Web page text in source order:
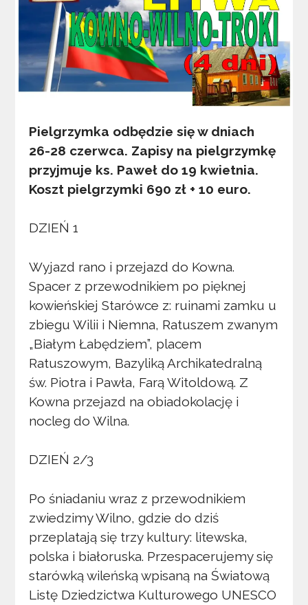
Pielgrzymka odbędzie się w dniach
26-28 czerwca. Zapisy na pielgrzymkę
przyjmuje ks. Paweł do 19 kwietnia.
Koszt pielgrzymki 690 zł + 10 euro.
DZIEŃ 1
Wyjazd rano i przejazd do Kowna.
Spacer z przewodnikiem po pięknej
kowieńskiej Starówce z: ruinami zamku u
zbiegu Wilii i Niemna, Ratuszem zwanym
„Białym Łabędziem”, placem
Ratuszowym, Bazyliką Archikatedralną
św. Piotra i Pawła, Farą Witoldową. Z
Kowna przejazd na obiadokolację i
nocleg do Wilna.
DZIEŃ 2/3
Po śniadaniu wraz z przewodnikiem
zwiedzimy Wilno, gdzie do dziś
przeplatają się trzy kultury: litewska,
polska i białoruska. Przespacerujemy się
starówką wileńską wpisaną na Światową
Listę Dziedzictwa Kulturowego UNESCO